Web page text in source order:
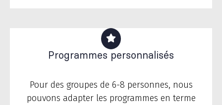
Programmes personnalisés
Pour des groupes de 6-8 personnes, nous
pouvons adapter les programmes en terme